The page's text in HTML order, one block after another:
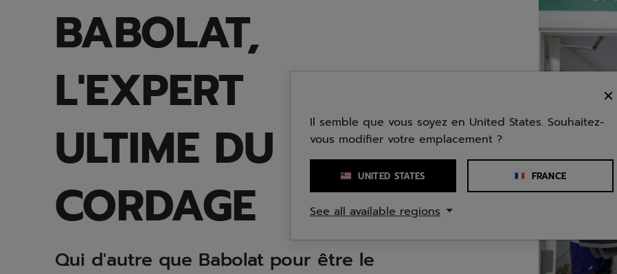
BABOLAT,
L'EXPERT
ULTIME DU
CORDAGE
Qui d'autre que Babolat pour être le
Il semble que vous soyez en United States. Souhaitez-
vous modifier votre emplacement ?
UNITED STATES FRANCE
See all available regions